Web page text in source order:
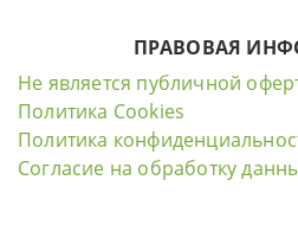
ПРАВОВАЯ
Не является публичной
Политика Cookies
Политика
Согласие на обработку